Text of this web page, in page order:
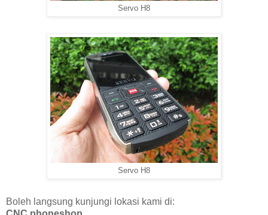
Servo H8
Servo H8
Boleh langsung kunjungi lokasi kami di: